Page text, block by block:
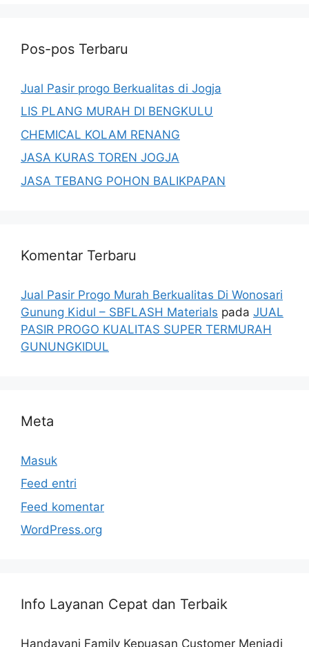
Pos-pos Terbaru
Jual Pasir progo Berkualitas di Jogja
LIS PLANG MURAH DI BENGKULU
CHEMICAL KOLAM RENANG
JASA KURAS TOREN JOGJA
JASA TEBANG POHON BALIKPAPAN
Komentar Terbaru
Jual Pasir Progo Murah Berkualitas Di Wonosari
Gunung Kidul – SBFLASH Materials pada JUAL
PASIR PROGO KUALITAS SUPER TERMURAH
GUNUNGKIDUL
Meta
Masuk
Feed entri
Feed komentar
WordPress.org
Info Layanan Cepat dan Terbaik
Handayani Family Kepuasan Customer Menjadi